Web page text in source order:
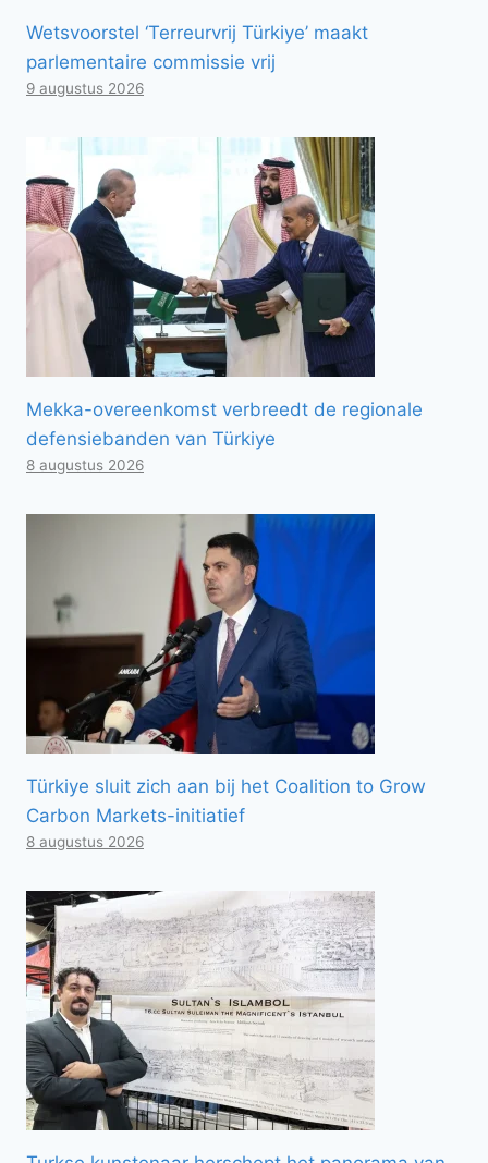
Wetsvoorstel ‘Terreurvrij Türkiye’ maakt
parlementaire commissie vrij
9 augustus 2026
Mekka-overeenkomst verbreedt de regionale
defensiebanden van Türkiye
8 augustus 2026
Türkiye sluit zich aan bij het Coalition to Grow
Carbon Markets-initiatief
8 augustus 2026